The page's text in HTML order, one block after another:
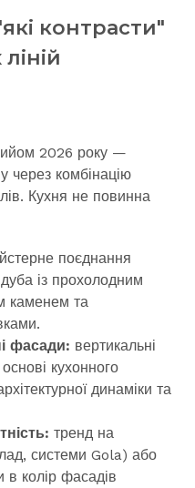
контрасти"
2026 року —
через комбінацію
Кухня не повинна
поєднання
із прохолодним
каменем та
фасади: вертикальні
кухонного
динаміки та
тренд на
системи Gola) або
в колір фасадів